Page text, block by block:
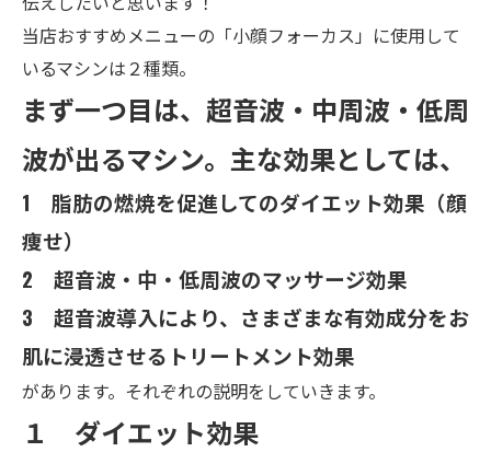
当店おすすめメニューの「小顔フォーカス」に使用して
いるマシンは２種類。
まず一つ目は、超音波・中周波・低周
波が出るマシン。主な効果としては、
1 脂肪の燃焼を促進してのダイエット効果（顔
痩せ）
2 超音波・中・低周波のマッサージ効果
3 超音波導入により、さまざまな有効成分をお
肌に浸透させるトリートメント効果
があります。それぞれの説明をしていきます。
１ ダイエット効果